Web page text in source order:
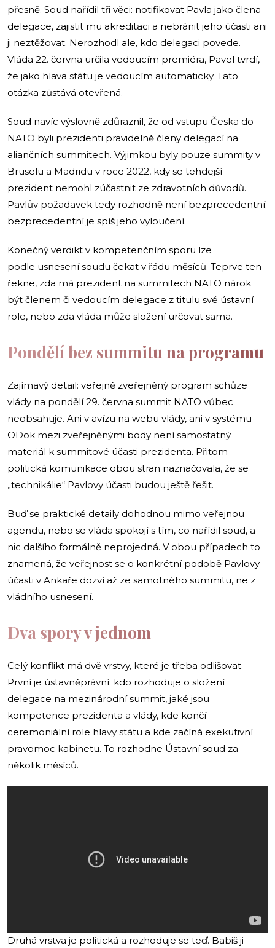
přesně. Soud nařídil tři věci: notifikovat Pavla jako člena
delegace, zajistit mu akreditaci a nebránit jeho účasti ani
ji neztěžovat. Nerozhodl ale, kdo delegaci povede.
Vláda 22. června určila vedoucím premiéra, Pavel tvrdí,
že jako hlava státu je vedoucím automaticky. Tato
otázka zůstává otevřená.
Soud navíc výslovně zdůraznil, že od vstupu Česka do
NATO byli prezidenti pravidelně členy delegací na
aliančních summitech. Výjimkou byly pouze summity v
Bruselu a Madridu v roce 2022, kdy se tehdejší
prezident nemohl zúčastnit ze zdravotních důvodů.
Pavlův požadavek tedy rozhodně není bezprecedentní;
bezprecedentní je spíš jeho vyloučení.
Konečný verdikt v kompetenčním sporu lze
podle usnesení soudu čekat v řádu měsíců. Teprve ten
řekne, zda má prezident na summitech NATO nárok
být členem či vedoucím delegace z titulu své ústavní
role, nebo zda vláda může složení určovat sama.
Pondělí bez summitu na programu
Zajímavý detail: veřejně zveřejněný program schůze
vlády na pondělí 29. června summit NATO vůbec
neobsahuje. Ani v avízu na webu vlády, ani v systému
ODok mezi zveřejněnými body není samostatný
materiál k summitové účasti prezidenta. Přitom
politická komunikace obou stran naznačovala, že se
„technikálie“ Pavlovy účasti budou ještě řešit.
Buď se praktické detaily dohodnou mimo veřejnou
agendu, nebo se vláda spokojí s tím, co nařídil soud, a
nic dalšího formálně neprojedná. V obou případech to
znamená, že veřejnost se o konkrétní podobě Pavlovy
účasti v Ankaře dozví až ze samotného summitu, ne z
vládního usnesení.
Dva spory v jednom
Celý konflikt má dvě vrstvy, které je třeba odlišovat.
První je ústavněprávní: kdo rozhoduje o složení
delegace na mezinárodní summit, jaké jsou
kompetence prezidenta a vlády, kde končí
ceremoniální role hlavy státu a kde začíná exekutivní
pravomoc kabinetu. To rozhodne Ústavní soud za
několik měsíců.
Druhá vrstva je politická a rozhoduje se teď. Babiš ji